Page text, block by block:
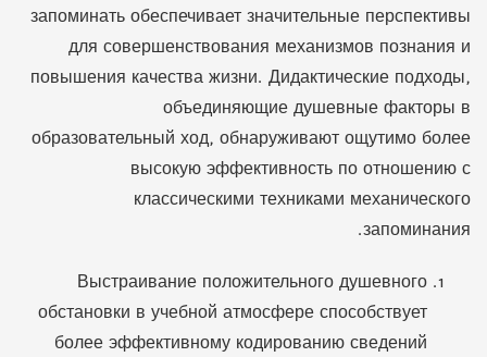
запоминать обеспечивает значительные перспективы
для совершенствования механизмов познания и
повышения качества жизни. Дидактические подходы,
объединяющие душевные факторы в
образовательный ход, обнаруживают ощутимо более
высокую эффективность по отношению с
классическими техниками механического
запоминания.
Выстраивание положительного душевного
обстановки в учебной атмосфере способствует
более эффективному кодированию сведений